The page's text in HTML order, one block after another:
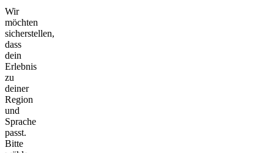
Wir
möchten
sicherstellen,
dass
dein
Erlebnis
zu
deiner
Region
und
Sprache
passt.
Bitte